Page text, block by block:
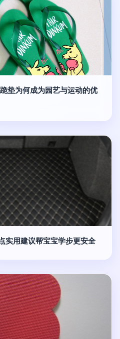
垫为何成为园艺与运动的优
实用建议帮宝宝学步更安全